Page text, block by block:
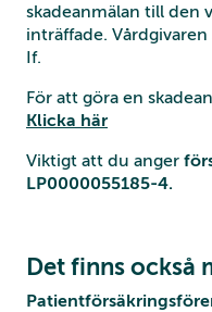
skadeanmälan till den
inträffade.
If.
För att göra en
Klicka här
Viktigt att du anger
LP0000055185-4.
Det finns också